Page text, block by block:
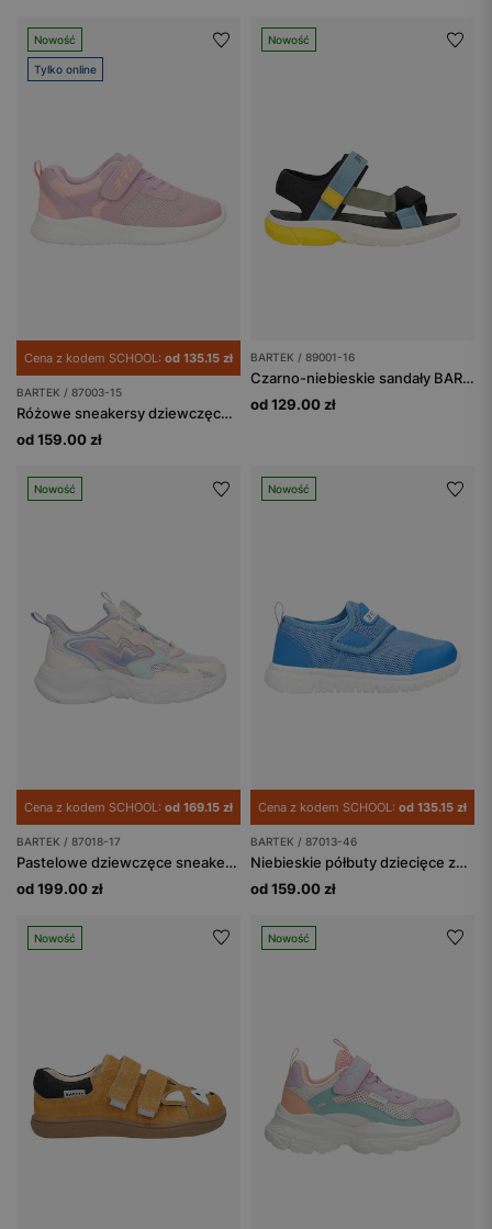
Nowość
Tylko online
Cena z kodem SCHOOL: od 135.15 zł
BARTEK / 87003-15
Różowe sneakersy dziewczęce BARTEK 87003-15
od 159.00 zł
Nowość
BARTEK / 89001-16
Czarno-niebieskie sandały BARTEK z żółtymi elementami 89001-16
od 129.00 zł
Nowość
Cena z kodem SCHOOL: od 169.15 zł
BARTEK / 87018-17
Pastelowe dziewczęce sneakersy z zapięciem na pokrętło BARTEK 87018-17
od 199.00 zł
Nowość
Cena z kodem SCHOOL: od 135.15 zł
BARTEK / 87013-46
Niebieskie półbuty dziecięce zapinane na rzep BARTEK 87013-46
od 159.00 zł
Nowość Nowość